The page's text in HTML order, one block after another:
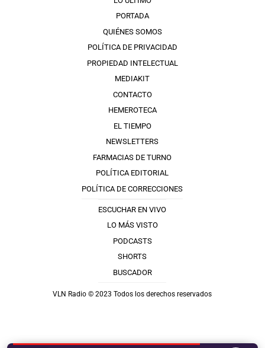
PORTADA
QUIÉNES SOMOS
POLÍTICA DE PRIVACIDAD
PROPIEDAD INTELECTUAL
MEDIAKIT
CONTACTO
HEMEROTECA
EL TIEMPO
NEWSLETTERS
FARMACIAS DE TURNO
POLÍTICA EDITORIAL
POLÍTICA DE CORRECCIONES
ESCUCHAR EN VIVO
LO MÁS VISTO
PODCASTS
SHORTS
BUSCADOR
VLN Radio © 2023 Todos los derechos reservados